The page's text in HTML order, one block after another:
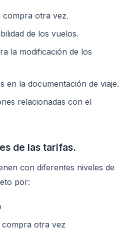
compra otra vez.
de los vuelos.
la modificación de los
en la documentación de viaje.
relacionadas con el
de las tarifas.
con diferentes niveles de
por:
compra otra vez